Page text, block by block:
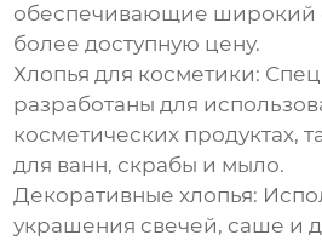
обеспечивающие широкий
более доступную цену.
Хлопья для косметики:
разработаны для
косметических продуктах,
для ванн, скрабы и мыло.
Декоративные хлопья:
украшения свечей, саше и